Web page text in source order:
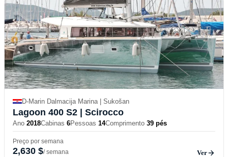
D-Marin Dalmacija Marina | Sukošan
Lagoon 400 S2 | Scirocco
Ano 2018Cabinas 6Pessoas 14Comprimento 39 pés
Preço por semana
2,630 $/ semana Ver